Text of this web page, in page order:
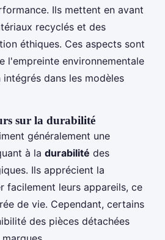
Ils mettent en avant
recyclés et des
éthiques. Ces aspects sont
l'empreinte environnementale
dans les modèles
sur la durabilité
généralement une
à la durabilité des
Ils apprécient la
facilement leurs appareils, ce
de vie. Cependant, certains
des pièces détachées